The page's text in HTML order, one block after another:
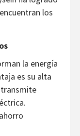
los
la energía
es su alta
transmite